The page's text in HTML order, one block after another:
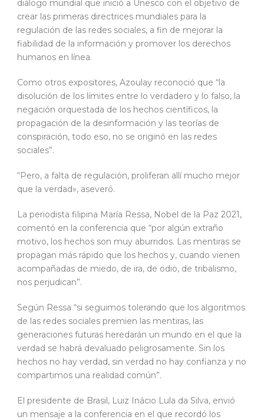
diálogo mundial que inició a Unesco con el objetivo de
crear las primeras directrices mundiales para la
regulación de las redes sociales, a fin de mejorar la
fiabilidad de la información y promover los derechos
humanos en línea.
Como otros expositores, Azoulay reconoció que “la
disolución de los límites entre lo verdadero y lo falso, la
negación orquestada de los hechos científicos, la
propagación de la desinformación y las teorías de
conspiración, todo eso, no se originó en las redes
sociales”.
“Pero, a falta de regulación, proliferan allí mucho mejor
que la verdad», aseveró.
La periodista filipina María Ressa, Nobel de la Paz 2021,
comentó en la conferencia que “por algún extraño
motivo, los hechos son muy aburridos. Las mentiras se
propagan más rápido que los hechos y, cuando vienen
acompañadas de miedo, de ira, de odio, de tribalismo,
nos perjudican”.
Según Ressa “si seguimos tolerando que los algoritmos
de las redes sociales premien las mentiras, las
generaciones futuras heredarán un mundo en el que la
verdad se habrá devaluado peligrosamente. Sin los
hechos no hay verdad, sin verdad no hay confianza y no
compartimos una realidad común”.
El presidente de Brasil, Luiz Inácio Lula da Silva, envió
un mensaje a la conferencia en el que recordó los